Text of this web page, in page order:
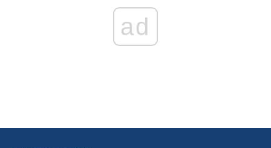
ad